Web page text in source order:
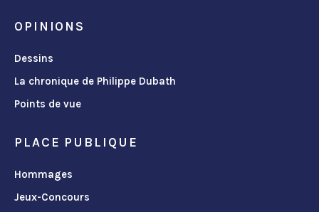
OPINIONS
Dessins
La chronique de Philippe Dubath
Points de vue
PLACE PUBLIQUE
Hommages
Jeux-Concours